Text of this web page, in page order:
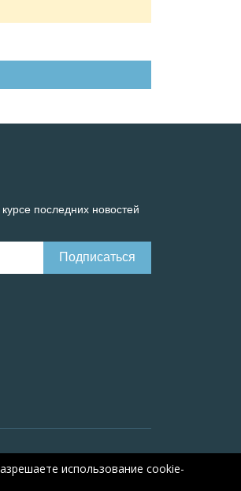
последних новостей
использование cookie-